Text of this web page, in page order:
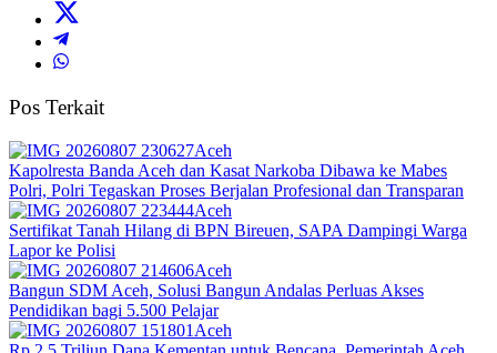
Pos Terkait
Aceh
Kapolresta Banda Aceh dan Kasat Narkoba Dibawa ke Mabes
Polri, Polri Tegaskan Proses Berjalan Profesional dan Transparan
Aceh
Sertifikat Tanah Hilang di BPN Bireuen, SAPA Dampingi Warga
Lapor ke Polisi
Aceh
Bangun SDM Aceh, Solusi Bangun Andalas Perluas Akses
Pendidikan bagi 5.500 Pelajar
Aceh